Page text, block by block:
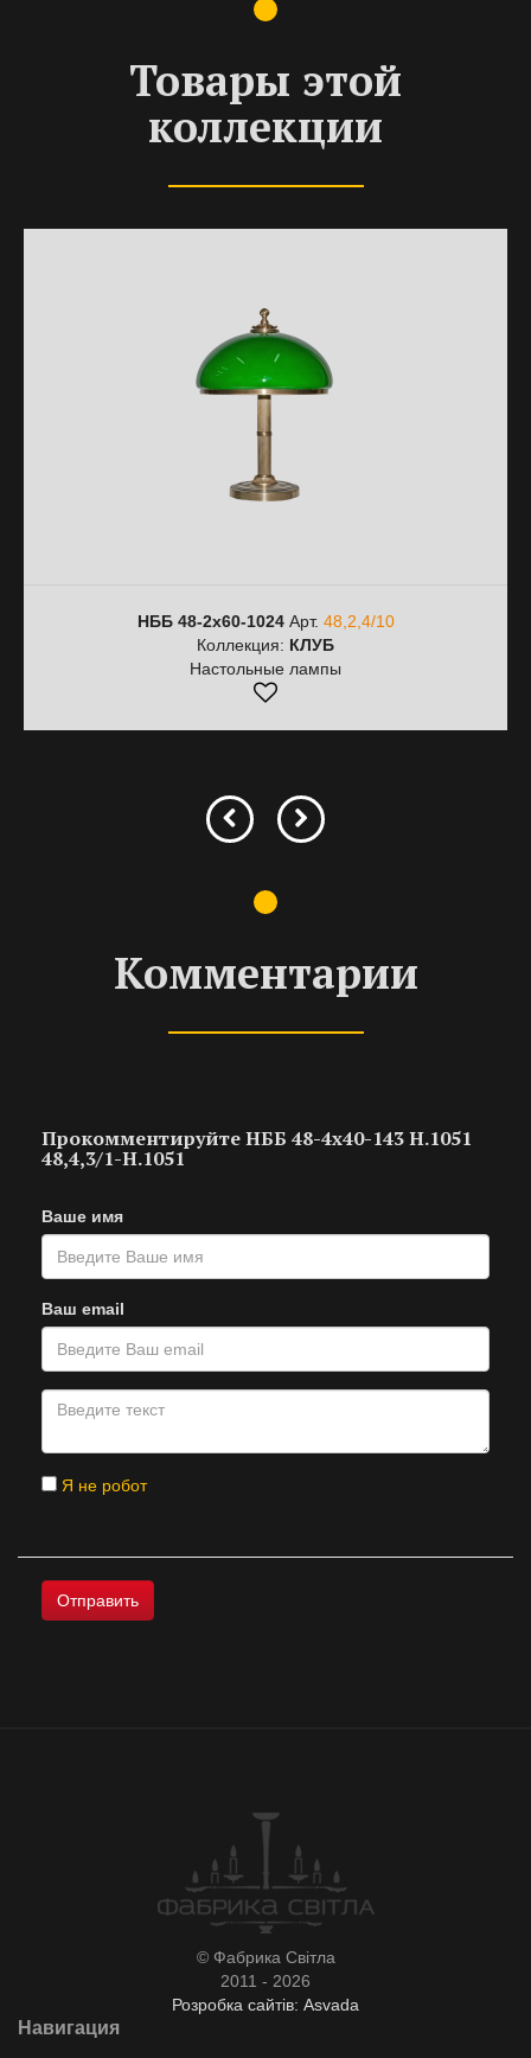
Товары этой
коллекции
НББ 48-2х60-1024Арт. 48,2,4/10
Коллекция: КЛУБ
Настольные лампы
Комментарии
Прокомментируйте НББ 48-4х40-143 H.1051
48,4,3/1-H.1051
Ваше имя
Ваш email
Я не робот
© Фабрика Світла
2011 - 2026
Розробка сайтів: Asvada
Навигация